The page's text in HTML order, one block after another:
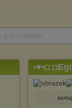
•♥•◘